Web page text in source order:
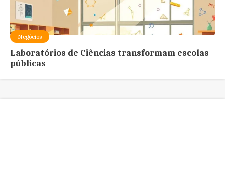
Negócios
Laboratórios de Ciências transformam escolas
públicas